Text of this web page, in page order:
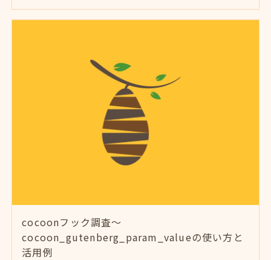
cocoonフック調査～
cocoon_gutenberg_param_valueの使い方と
活用例